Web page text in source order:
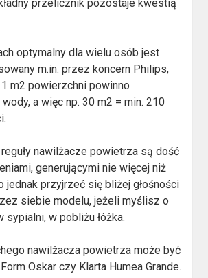
przelicznik pozostaje kwestią
optymalny dla wielu osób jest
m.in. przez koncern Philips,
m2 powierzchni powinno
a więc np. 30 m2 = min. 210
reguły nawilżacze powietrza są dość
generującymi nie więcej niż
jednak przyjrzeć się bliżej głośności
siebie modelu, jeżeli myślisz o
sypialni, w pobliżu łóżka.
nawilżacza powietrza może być
Oskar czy Klarta Humea Grande.